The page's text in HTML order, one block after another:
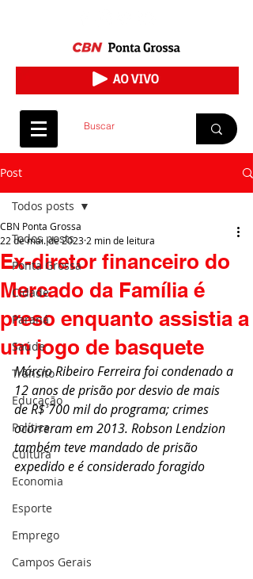
Post
Todos posts
Ponta Grossa
Cidade
Paraná
Saúde
Trânsito
Educação
Política
Cultura
Economia
Esporte
Emprego
Campos Gerais
Todos posts
Ex-diretor financeiro do
Mercado da Família é
preso enquanto assistia a
um jogo de basquete
CBN Ponta Grossa
22 de mai. de 2023 2 min de leitura
Márcio Ribeiro Ferreira foi condenado a
12 anos de prisão por desvio de mais
de R$ 700 mil do programa; crimes
ocorreram em 2013. Robson Lendzion
também teve mandado de prisão
expedido e é considerado foragido